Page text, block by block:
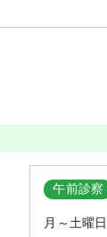
午前診察
月～土曜日